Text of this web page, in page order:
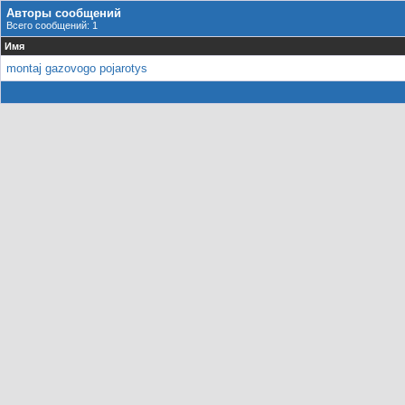
Авторы сообщений
Всего сообщений: 1
Имя
montaj gazovogo pojarotys